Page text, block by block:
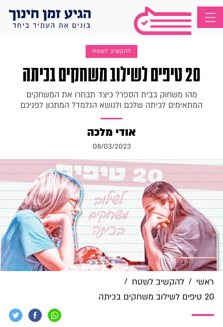
להקשיב לשטח
20 טיפים לשילוב משחקים בכיתה
מהו משחוק בבית הספר? כיצד תבחרו את המשחקים
המתאימים לכיתה שלכם ולנושא הנלמד? המתכון לפניכם
אודי מלכה
08/03/2023
ראשי / להקשיב לשטח /
20 טיפים לשילוב משחקים בכיתה